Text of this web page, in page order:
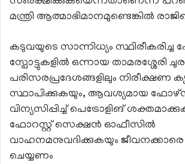
മന്ത്രി ആത്മാഭിമാനമുണ്ടെങ്കിൽ
കടുവയുടെ സാന്നിധ്യം സ്ഥിരീകരിച്ച
സ്പോട്ടുകളിൽ ഒന്നായ താമരശ്ശേരി
പരിസരപ്രദേശങ്ങളിലും നിരീക്ഷണ
സ്ഥാപിക്കുകയും, ആവശ്യമായ
വിന്യസിപ്പിച്ച് പെട്രോളിങ്
ഫോറസ്റ്റ് സെക്ഷൻ ഓഫീസിൽ
വാഹനമനുവദിക്കുകയും ജീവനക്കാരെ
ചെയ്യണം